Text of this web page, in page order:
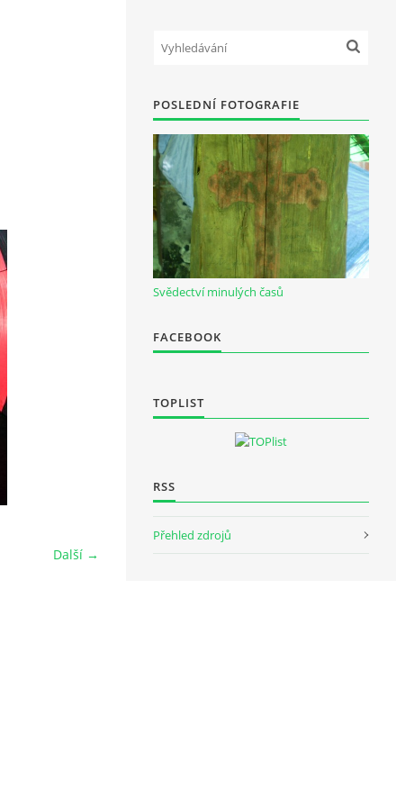
Další →
POSLEDNÍ FOTOGRAFIE
Svědectví minulých časů
FACEBOOK
TOPLIST
RSS
Přehled zdrojů